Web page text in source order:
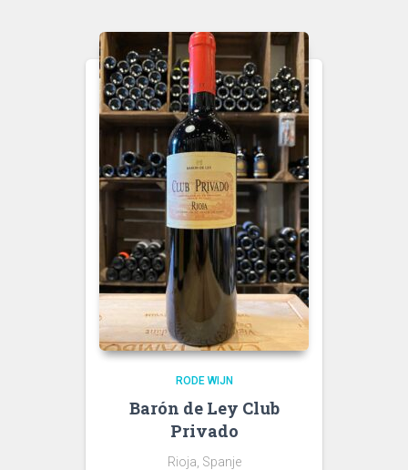
RODE WIJN
Barón de Ley Club
Privado
Rioja, Spanje